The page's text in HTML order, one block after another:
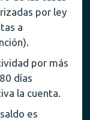
por ley
a
por más
días
la cuenta.
es